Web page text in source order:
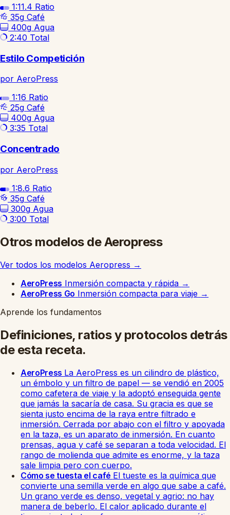
1:11.4 Ratio
35g Café
400g Agua
2:40 Total
Estilo Competición
por AeroPress
1:16 Ratio
25g Café
400g Agua
3:35 Total
Concentrado
por AeroPress
1:8.6 Ratio
35g Café
300g Agua
3:00 Total
Otros modelos de Aeropress
Ver todos los modelos Aeropress →
AeroPress Inmersión compacta y rápida →
AeroPress Go Inmersión compacta para viaje →
Aprende los fundamentos
Definiciones, ratios y protocolos detrás
de esta receta.
AeroPress La AeroPress es un cilindro de plástico,
un émbolo y un filtro de papel — se vendió en 2005
como cafetera de viaje y la adoptó enseguida gente
que jamás la sacaría de casa. Su gracia es que se
sienta justo encima de la raya entre filtrado e
inmersión. Cerrada por abajo con el filtro y apoyada
en la taza, es un aparato de inmersión. En cuanto
prensas, agua y café se separan a toda velocidad. El
rango de molienda que admite es enorme, y la taza
sale limpia pero con cuerpo.
Cómo se tuesta el café El tueste es la química que
convierte una semilla verde en algo que sabe a café.
Un grano verde es denso, vegetal y agrio: no hay
manera de beberlo. El calor aplicado durante el